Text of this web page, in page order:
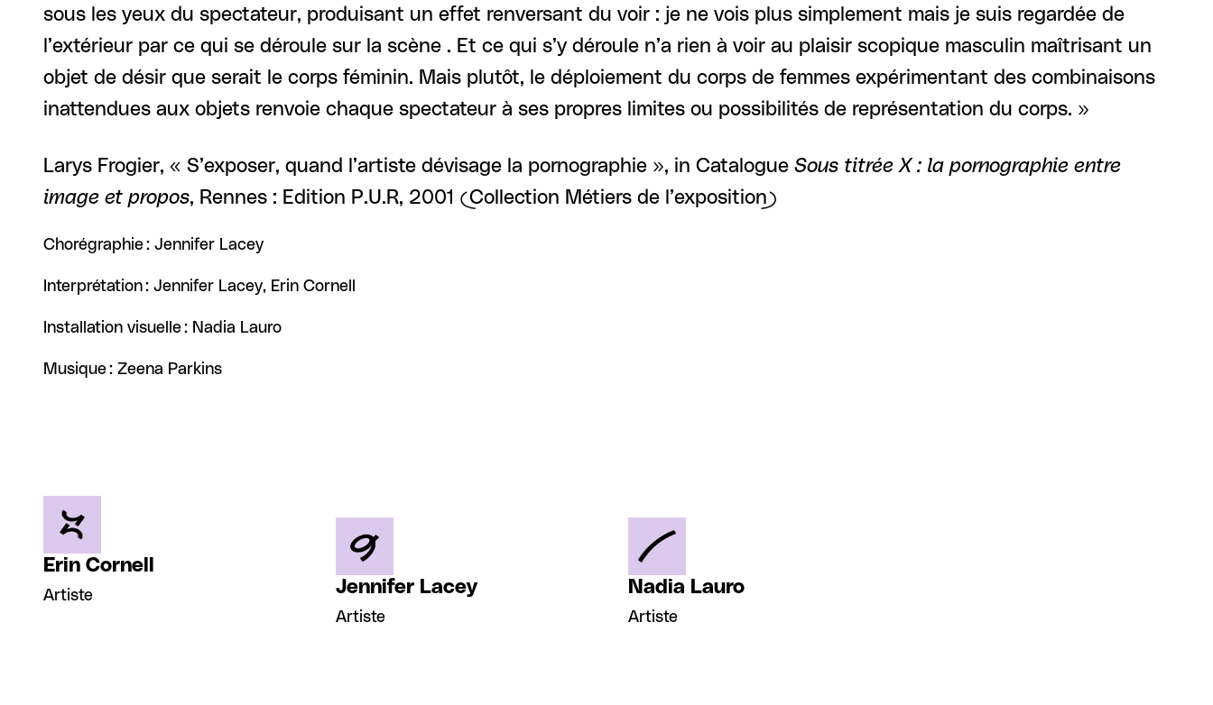
sous les yeux du spectateur, produisant un effet renversant du voir : je ne vois plus simplement mais je suis regardée de
l’extérieur par ce qui se déroule sur la scène . Et ce qui s’y déroule n’a rien à voir au plaisir scopique masculin maîtrisant un
objet de désir que serait le corps féminin. Mais plutôt, le déploiement du corps de femmes expérimentant des combinaisons
inattendues aux objets renvoie chaque spectateur à ses propres limites ou possibilités de représentation du corps. »
Larys Frogier, « S’exposer, quand l’artiste dévisage la pornographie », in Catalogue Sous titrée X : la pornographie entre
image et propos, Rennes : Edition P.U.R, 2001 (Collection Métiers de l’exposition)
Chorégraphie : Jennifer Lacey
Interprétation : Jennifer Lacey, Erin Cornell
Installation visuelle : Nadia Lauro
Musique : Zeena Parkins
Erin Cornell
Artiste Jennifer Lacey
Artiste
Nadia Lauro
Artiste